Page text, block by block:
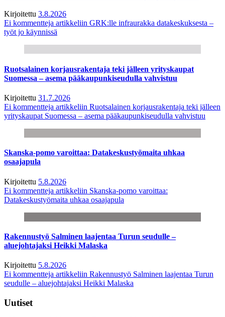
Kirjoitettu 3.8.2026
Ei kommentteja artikkeliin GRK:lle infraurakka datakeskuksesta –
työt jo käynnissä
Ruotsalainen korjausrakentaja teki jälleen yrityskaupat
Suomessa – asema pääkaupunkiseudulla vahvistuu
Kirjoitettu 31.7.2026
Ei kommentteja artikkeliin Ruotsalainen korjausrakentaja teki jälleen
yrityskaupat Suomessa – asema pääkaupunkiseudulla vahvistuu
Skanska-pomo varoittaa: Datakeskustyömaita uhkaa
osaajapula
Kirjoitettu 5.8.2026
Ei kommentteja artikkeliin Skanska-pomo varoittaa:
Datakeskustyömaita uhkaa osaajapula
Rakennustyö Salminen laajentaa Turun seudulle –
aluejohtajaksi Heikki Malaska
Kirjoitettu 5.8.2026
Ei kommentteja artikkeliin Rakennustyö Salminen laajentaa Turun
seudulle – aluejohtajaksi Heikki Malaska
Uutiset